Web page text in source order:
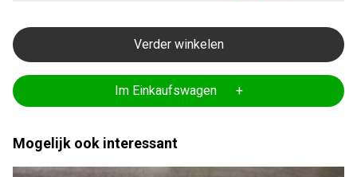
Verder winkelen
Im Einkaufswagen +
Mogelijk ook interessant